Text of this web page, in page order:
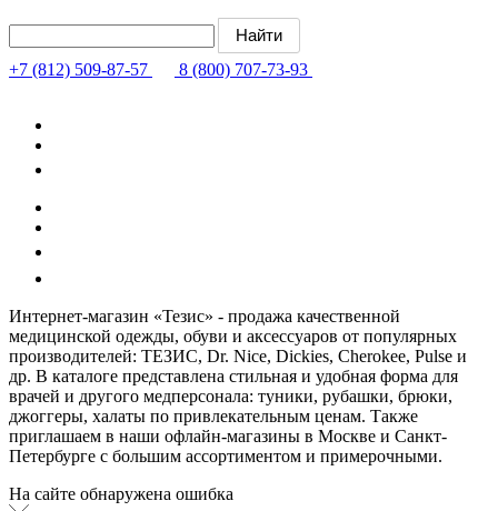
+7 (812) 509-87-57 8 (800) 707-73-93
Интернет-магазин «Тезис» - продажа качественной
медицинской одежды, обуви и аксессуаров от популярных
производителей: ТЕЗИС, Dr. Nice, Dickies, Cherokee, Pulse и
др. В каталоге представлена стильная и удобная форма для
врачей и другого медперсонала: туники, рубашки, брюки,
джоггеры, халаты по привлекательным ценам. Также
приглашаем в наши офлайн-магазины в Москве и Санкт-
Петербурге с большим ассортиментом и примерочными.
На сайте обнаружена ошибка